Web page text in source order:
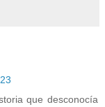
que desconocía